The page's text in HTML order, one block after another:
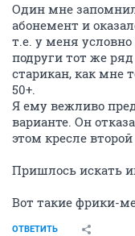
Один мне
абонемент и
т.е. у меня
подруги тот же
старикан, как мне
50+.
Я ему вежливо
варианте. Он
этом кресле
Пришлось искать
Вот такие фрики-
ОТВЕТИТЬ